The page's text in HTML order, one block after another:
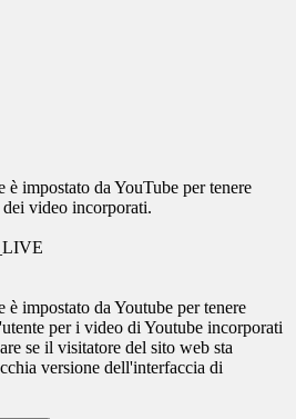
è impostato da YouTube per tenere
video incorporati.
è impostato da Youtube per tenere
per i video di Youtube incorporati
se il visitatore del sito web sta
versione dell'interfaccia di